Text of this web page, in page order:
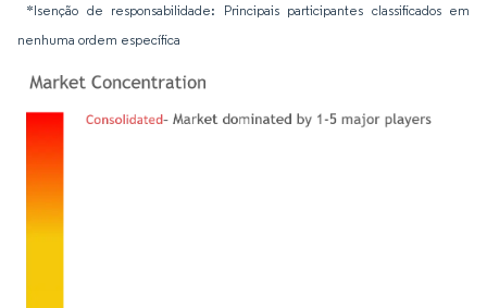
*Isenção de responsabilidade: Principais participantes classificados em
nenhuma ordem específica